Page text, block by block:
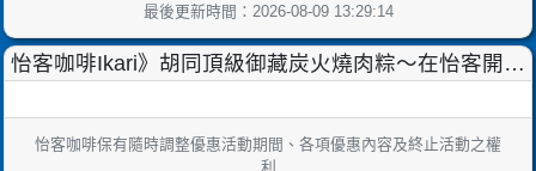
最後更新時間：2026-08-09 13:29:14
怡客咖啡Ikari》胡同頂級御藏炭火燒肉粽～在怡客開賣
怡客咖啡保有隨時調整優惠活動期間、各項優惠內容及終止活動之權
利